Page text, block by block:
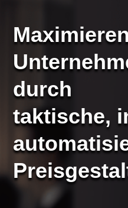
durch
taktische,